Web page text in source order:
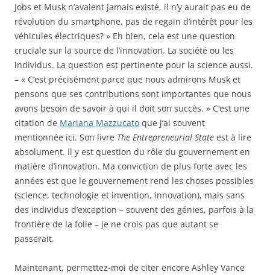
Jobs et Musk n’avaient jamais existé, il n’y aurait pas eu de
révolution du smartphone, pas de regain d’intérêt pour les
véhicules électriques? » Eh bien, cela est une question
cruciale sur la source de l’innovation. La société ou les
individus. La question est pertinente pour la science aussi.
– « C’est précisément parce que nous admirons Musk et
pensons que ses contributions sont importantes que nous
avons besoin de savoir à qui il doit son succès. » C’est une
citation de Mariana Mazzucato que j’ai souvent
mentionnée ici. Son livre The Entrepreneurial State est à lire
absolument. Il y est question du rôle du gouvernement en
matière d’innovation. Ma conviction de plus forte avec les
années est que le gouvernement rend les choses possibles
(science, technologie et invention, innovation), mais sans
des individus d’exception – souvent des génies, parfois à la
frontière de la folie – je ne crois pas que autant se
passerait.
Maintenant, permettez-moi de citer encore Ashley Vance